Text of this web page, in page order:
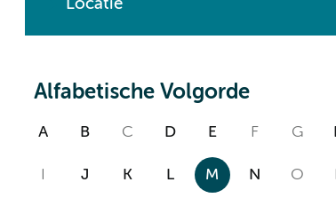
Locatie
Alfabetische Volgorde
A B C D E F G
J K L M N O